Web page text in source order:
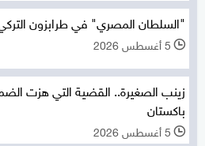
"السلطان المصري" في طرابزون
l 5 أغسطس 2026
زينب الصغيرة.. القضية التي هزت
باكستان
l 5 أغسطس 2026